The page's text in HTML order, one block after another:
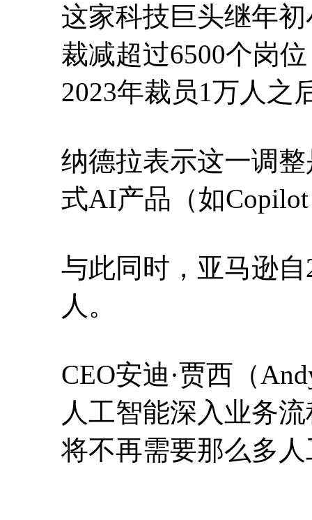
这家科技巨头继年
裁减超过6500个岗
2023年裁员1万人之
纳德拉表示这一调
式AI产品（如
与此同时，亚马逊
人。
CEO安迪·贾西（
人工智能深入业务
将不再需要那么多